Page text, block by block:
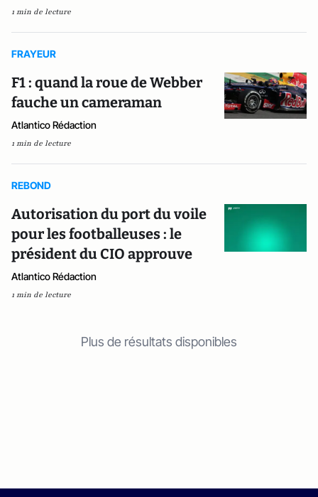
1 min de lecture
FRAYEUR
F1 : quand la roue de Webber
fauche un cameraman
Atlantico Rédaction
1 min de lecture
REBOND
Autorisation du port du voile
pour les footballeuses : le
président du CIO approuve
Atlantico Rédaction
1 min de lecture
Plus de résultats disponibles